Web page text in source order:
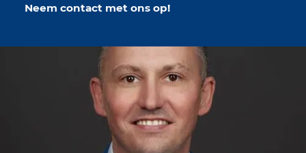
Neem contact met ons op!